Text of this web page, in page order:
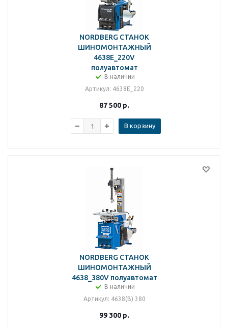
NORDBERG СТАНОК
ШИНОМОНТАЖНЫЙ
4638E_220V
полуавтомат
В наличии
Артикул: 4638E_220
87 500 р.
В корзину
NORDBERG СТАНОК
ШИНОМОНТАЖНЫЙ
4638_380V полуавтомат
В наличии
Артикул: 4638(B) 380
99 300 р.